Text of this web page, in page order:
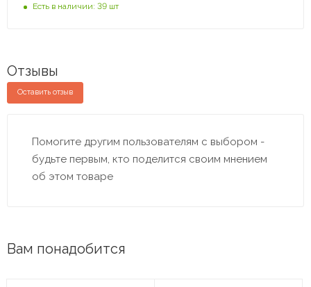
Есть в наличии: 39 шт
Отзывы
Оставить отзыв
Помогите другим пользователям с выбором -
будьте первым, кто поделится своим мнением
об этом товаре
Вам понадобится